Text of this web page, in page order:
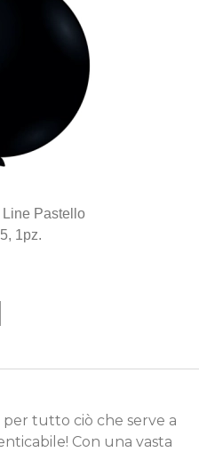
prodotti in Italia dal
eccezionale e la
di maestria
Pastello
1pz.
tutto ciò che serve a
Con una vasta